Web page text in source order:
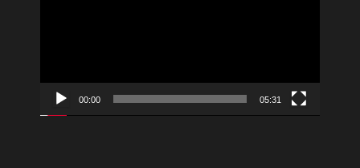
00:00 05:31